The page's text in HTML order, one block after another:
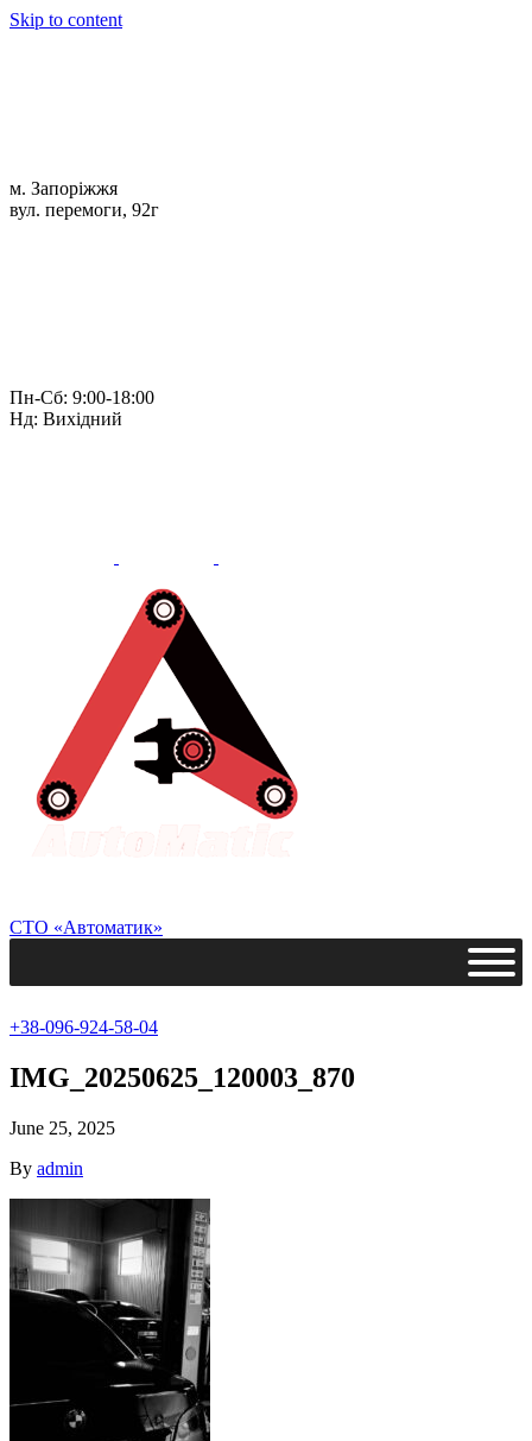
Skip to content
м. Запоріжжя
вул. перемоги, 92г
Пн-Сб: 9:00-18:00
Нд: Вихідний
СТО «Автоматик»
+38-096-924-58-04
IMG_20250625_120003_870
June 25, 2025
By admin